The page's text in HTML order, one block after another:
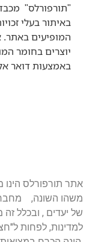
"תורפורלס"
באיתור בעלי
המופיעים באתר.
יוצרים בחומר
באמצעות דואר
משהו השונה,
של יעדים , ובכלל
למדינות, לפחות